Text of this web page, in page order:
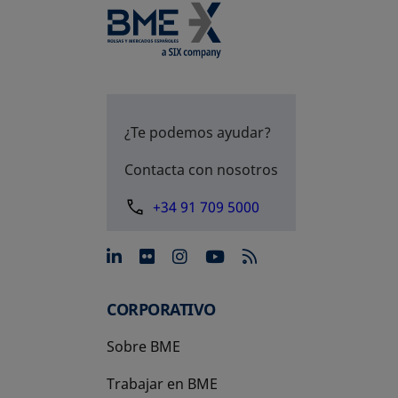
¿Te podemos ayudar?
Contacta con nosotros
+34 91 709 5000
se abre en una pestaña
se abre en una pestaña
se abre en una
se abre en una
CORPORATIVO
Sobre BME
Trabajar en BME